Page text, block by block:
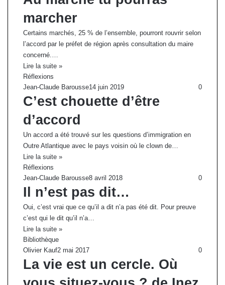
marcher
Certains marchés, 25 % de l’ensemble, pourront rouvrir selon
l’accord par le préfet de région après consultation du maire
concerné.…
Lire la suite »
Réflexions
Jean-Claude Barousse14 juin 2019 0
C’est chouette d’être
d’accord
Un accord a été trouvé sur les questions d’immigration en
Outre Atlantique avec le pays voisin où le clown de…
Lire la suite »
Réflexions
Jean-Claude Barousse8 avril 2018 0
Il n’est pas dit…
Oui, c’est vrai que ce qu’il a dit n’a pas été dit. Pour preuve
c’est qui le dit qu’il n’a…
Lire la suite »
Bibliothèque
Olivier Kauf2 mai 2017 0
La vie est un cercle. Où